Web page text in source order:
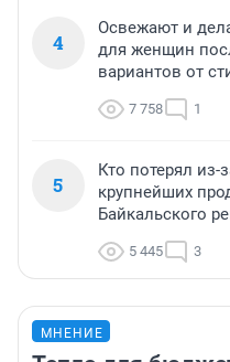
4
Освежают и
для женщин
вариантов от
7 758 1
5
Кто потерял из-
крупнейших
Байкальского
5 445 3
МНЕНИЕ